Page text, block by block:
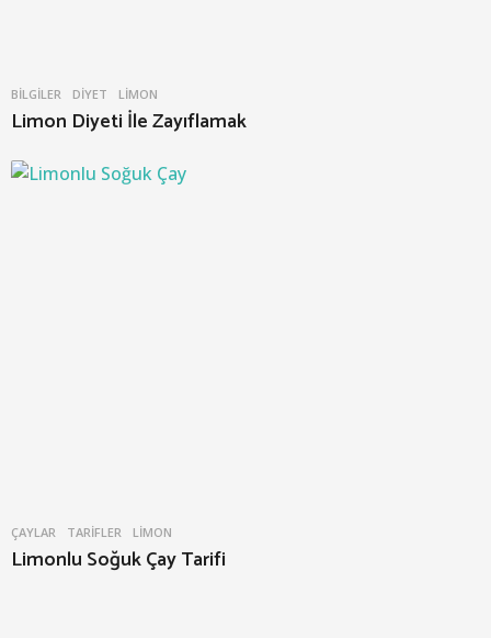
BILGILER DIYET ,LIMON
Limon Diyeti İle Zayıflamak
ÇAYLAR ,TARIFLER LIMON
Limonlu Soğuk Çay Tarifi